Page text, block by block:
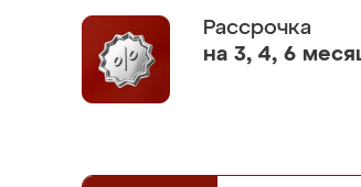
Рассрочка
на 3, 4, 6